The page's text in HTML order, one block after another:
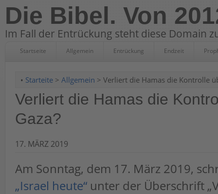
Die Bibel. Von
Im Fall der Entrückung steht diese Domain
Startseite Allgemein Entrückung Endzeit
• Starteite > Allgemein > Verliert die Hamas die Kontrolle
Verliert die Hamas die
Gaza?
17. MÄRZ 2019
Am Sonntag, dem 17. März 2019,
„Israel heute“ unter der Überschrift